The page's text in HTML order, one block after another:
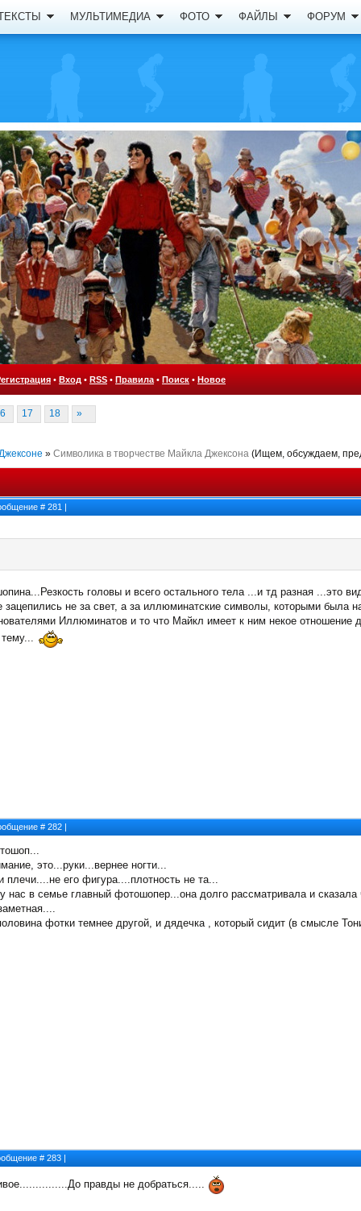
МУЛЬТИМЕДИА ФОТО ФАЙЛЫ ФОРУМ
• Вход • RSS • Правила • Поиск • Новое
17 18 »
» Символика в творчестве Майкла Джексона (Ищем, обсуждаем,
# 281 |
головы и всего остального тела ...и тд разная ...это
не за свет, а за иллюминатские символы, которыми была
Иллюминатов и то что Майкл имеет к ним некое
# 282 |
это...руки...вернее ногти...
его фигура....плотность не та...
нас в семье главный фотошопер...она долго рассматривала и
фотки темнее другой, и дядечка , который сидит (в смысле
# 283 |
правды не добраться.....